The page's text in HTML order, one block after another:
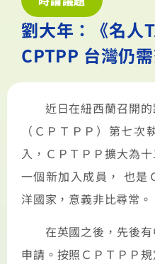
劉大年：《名人
CPTPP 台灣仍
近日在紐西蘭召開的
（ＣＰＴＰＰ）第七
入，ＣＰＴＰＰ擴大為
一個新加入成員， 也是
洋國家，意義非比尋常。
在英國之後，先後有
申請。按照ＣＰＴＰＰ